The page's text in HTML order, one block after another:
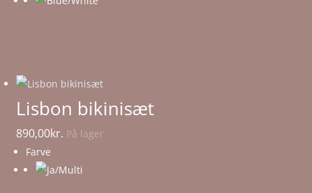
Lisbon bikinisæt
890,00kr. På lager
Farve